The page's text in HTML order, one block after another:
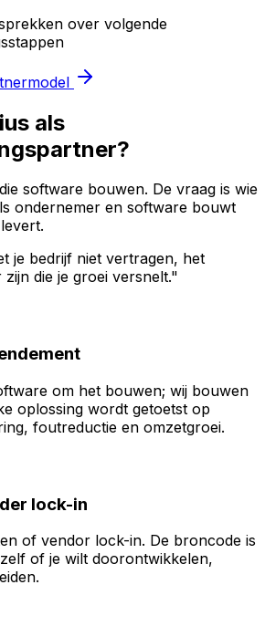
over volgende
als
software bouwen. De vraag is wie
ondernemer en software bouwt
je bedrijf niet vertragen, het
die je groei versnelt."
om het bouwen; wij bouwen
oplossing wordt getoetst op
foutreductie en omzetgroei.
lock-in
of vendor lock-in. De broncode is
of je wilt doorontwikkelen,